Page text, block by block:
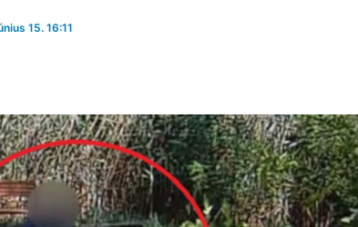
15. 16:11